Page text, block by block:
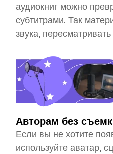
аудиокниг можно
субтитрами. Так
звука,
Авторам без
Если вы не хотите
используйте аватар,